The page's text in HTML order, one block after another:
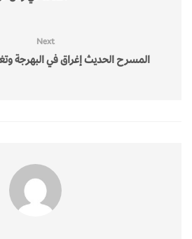
Next
المسرح الحديث إغراق في البهرجة